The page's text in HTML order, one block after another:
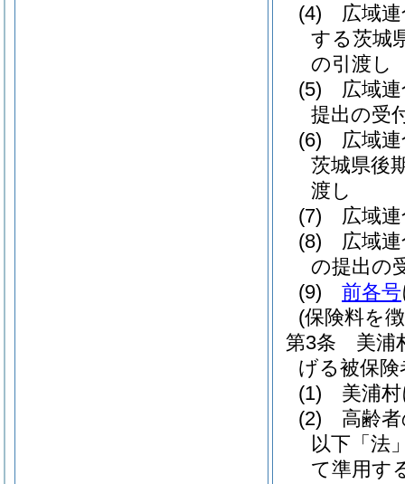
(4)
広域
する茨城
の引渡し
(5)
広域
提出の受
(6)
広域
茨城県後
渡し
(7)
広域
(8)
広域
の提出の
(9)
前各号
(保険料を
第3条
美浦
げる被保
(1)
美浦
(2)
高齢
以下「法
て準用す